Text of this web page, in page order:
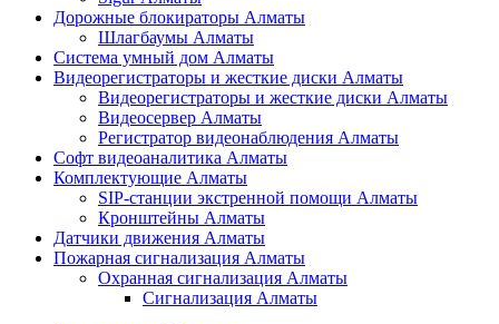
Дорожные блокираторы Алматы
Шлагбаумы Алматы
Система умный дом Алматы
Видеорегистраторы и жесткие диски Алматы
Видеорегистраторы и жесткие диски Алматы
Видеосервер Алматы
Регистратор видеонаблюдения Алматы
Софт видеоаналитика Алматы
Комплектующие Алматы
SIP-станции экстренной помощи Алматы
Кронштейны Алматы
Датчики движения Алматы
Пожарная сигнализация Алматы
Охранная сигнализация Алматы
Сигнализация Алматы